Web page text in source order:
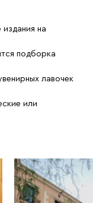
на
подборка
лавочек
или